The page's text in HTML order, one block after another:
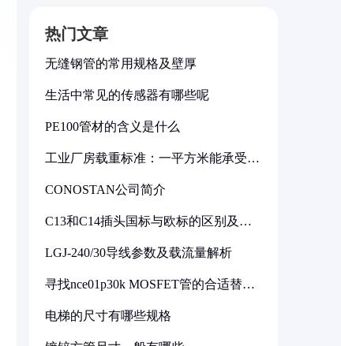
热门文章
无缝钢管的常用规格及壁厚
生活中常见的传感器有哪些呢
PE100管材的含义是什么
工业厂房载重标准：一平方米能承受多
CONOSTAN公司简介
C13和C14插头国标与欧标的区别及其
LGJ-240/30导线参数及载流量解析
寻找nce01p30k MOSFET管的合适替代
电梯的尺寸有哪些规格